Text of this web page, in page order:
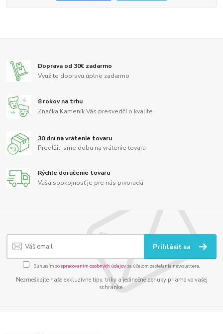
Doprava od 30€ zadarmo
Využite dopravu úplne zadarmo
8 rokov na trhu
Značka Kameník Vás presvedčí o kvalite
30 dní na vrátenie tovaru
Predĺžili sme dobu na vrátenie tovaru
Rýchle doručenie tovaru
Vaša spokojnosť je pre nás prvoradá
Prihlásiť sa
Súhlasím sospracovaním osobných údajov za účelom zasielania newslettera.
Nezmeškajte naše exkluzívne tipy, triky a jedinečné ponuky priamo vo vašej
schránke.